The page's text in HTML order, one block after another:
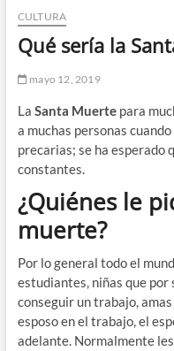
CULTURA
Qué sería la
mayo 12, 2019
La Santa Muerte para
a muchas personas
precarias; se ha esperado
constantes.
¿Quiénes le
muerte?
Por lo general todo el
estudiantes, niñas que por
conseguir un trabajo,
esposo en el trabajo, el
adelante. Normalmente